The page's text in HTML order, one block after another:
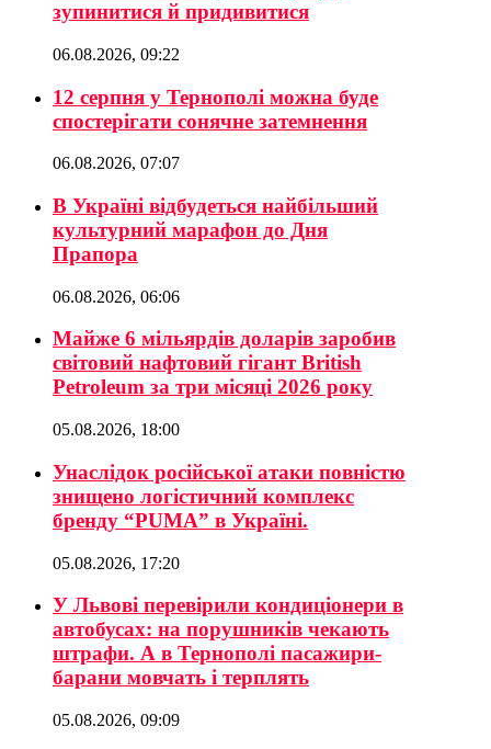
зупинитися й придивитися
06.08.2026, 09:22
12 серпня у Тернополі можна буде
спостерігати сонячне затемнення
06.08.2026, 07:07
В Україні відбудеться найбільший
культурний марафон до Дня
Прапора
06.08.2026, 06:06
Майже 6 мільярдів доларів заробив
світовий нафтовий гігант British
Petroleum за три місяці 2026 року
05.08.2026, 18:00
Унаслідок російської атаки повністю
знищено логістичний комплекс
бренду “PUMA” в Україні.
05.08.2026, 17:20
У Львові перевірили кондиціонери в
автобусах: на порушників чекають
штрафи. А в Тернополі пасажири-
барани мовчать і терплять
05.08.2026, 09:09